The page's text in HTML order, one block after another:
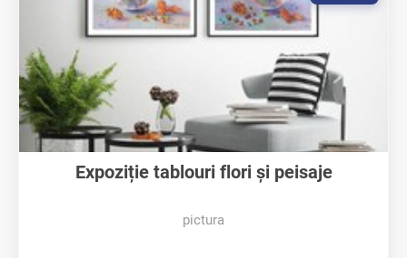
Expoziție tablouri flori și peisaje
pictura